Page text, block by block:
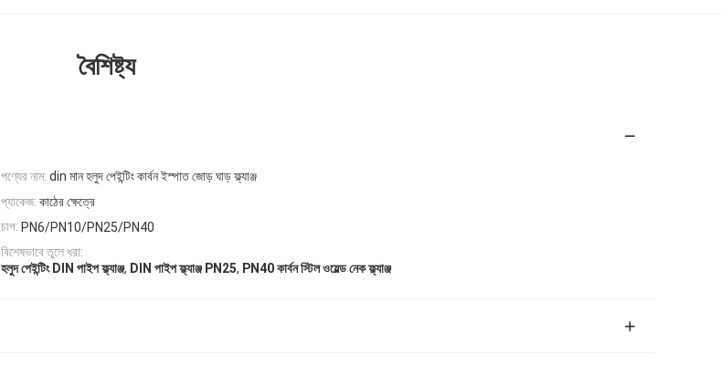
বৈশিষ্ট্য
পণ্যের নাম: din মান হলুদ পেইন্টিং কার্বন ইস্পাত জোড় ঘাড় ফ্ল্যাঞ্জ
প্যাকেজ: কাঠের ক্ষেত্রে
চাপ: PN6/PN10/PN25/PN40
বিশেষভাবে তুলে ধরা:
হলুদ পেইন্টিং DIN পাইপ ফ্ল্যাঞ্জ, DIN পাইপ ফ্ল্যাঞ্জ PN25, PN40 কার্বন স্টিল ওয়েল্ড নেক ফ্ল্যাঞ্জ